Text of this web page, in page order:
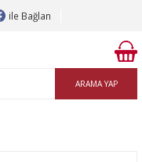
ile Bağlan
ARAMA YAP